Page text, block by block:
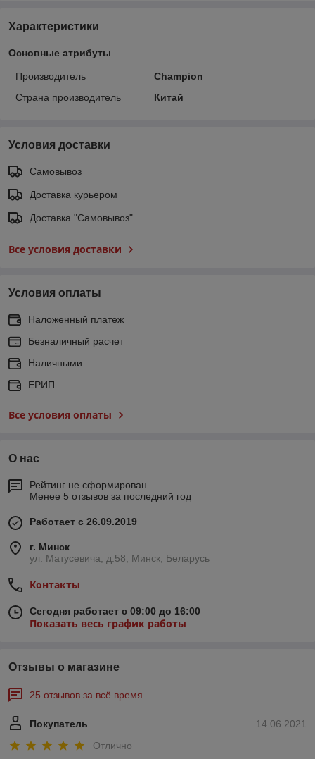
Характеристики
Основные атрибуты
Производитель
Champion
Страна производитель
Китай
Условия доставки
Самовывоз
Доставка курьером
Доставка "Самовывоз"
Все условия доставки
Условия оплаты
Наложенный платеж
Безналичный расчет
Наличными
ЕРИП
Все условия оплаты
О нас
Рейтинг не сформирован
Менее 5 отзывов за последний год
Работает с 26.09.2019
г. Минск
ул. Матусевича, д.58, Минск, Беларусь
Контакты
Сегодня работает с 09:00 до 16:00
Показать весь график работы
Отзывы о магазине
25 отзывов за всё время
14.06.2021
Покупатель
Отлично